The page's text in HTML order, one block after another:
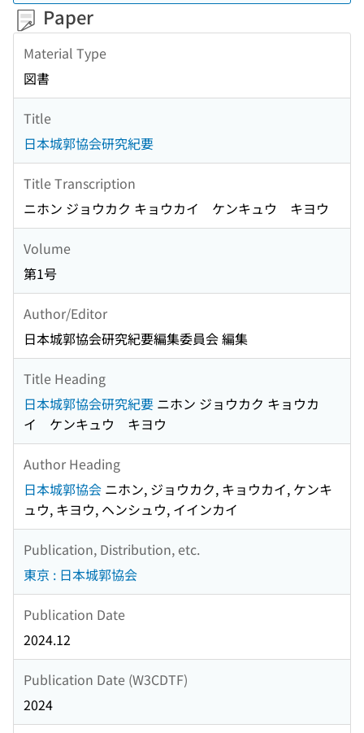
Paper
Material Type
図書
Title
日本城郭協会研究紀要
Title Transcription
ニホン ジョウカク キョウカイ ケンキュウ キヨウ
Volume
第1号
Author/Editor
日本城郭協会研究紀要編集委員会 編集
Title Heading
日本城郭協会研究紀要 ニホン ジョウカク キョウカ
イ ケンキュウ キヨウ
Author Heading
日本城郭協会 ニホン, ジョウカク, キョウカイ, ケンキ
ュウ, キヨウ, ヘンシュウ, イインカイ
Publication, Distribution, etc.
東京 : 日本城郭協会
Publication Date
2024.12
Publication Date (W3CDTF)
2024